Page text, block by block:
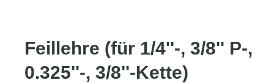
Feillehre (für 1/4''-, 3/8'' P-,
0.325''-, 3/8''-Kette)